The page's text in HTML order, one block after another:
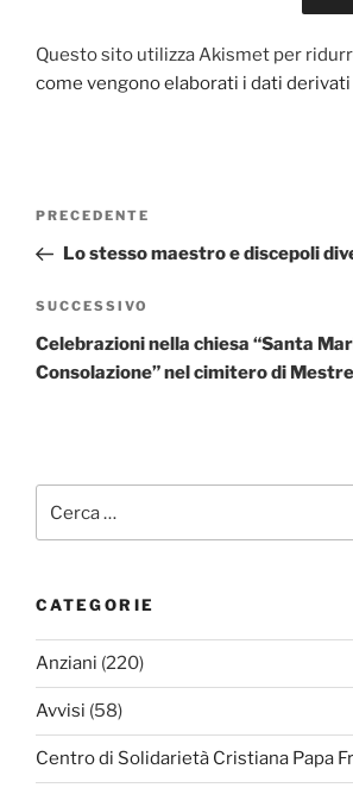
Questo sito utilizza Akismet per
come vengono elaborati i dati
Navigazione
Articolo
precedente:
PRECEDENTE
Lo stesso maestro e discepoli
Articolo
successivo
SUCCESSIVO
Celebrazioni nella chiesa “Santa
Consolazione” nel cimitero di Mestre
CATEGORIE
Anziani (220)
Avvisi (58)
Centro di Solidarietà Cristiana Papa